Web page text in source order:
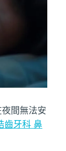
間無法安
齒牙科 鼻